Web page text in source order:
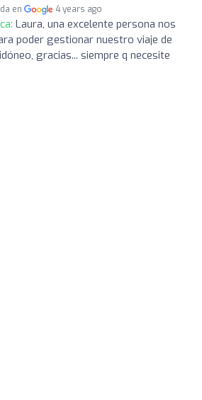
en 4 years ago
Laura, una excelente persona nos
poder gestionar nuestro viaje de
gracias... siempre q necesite